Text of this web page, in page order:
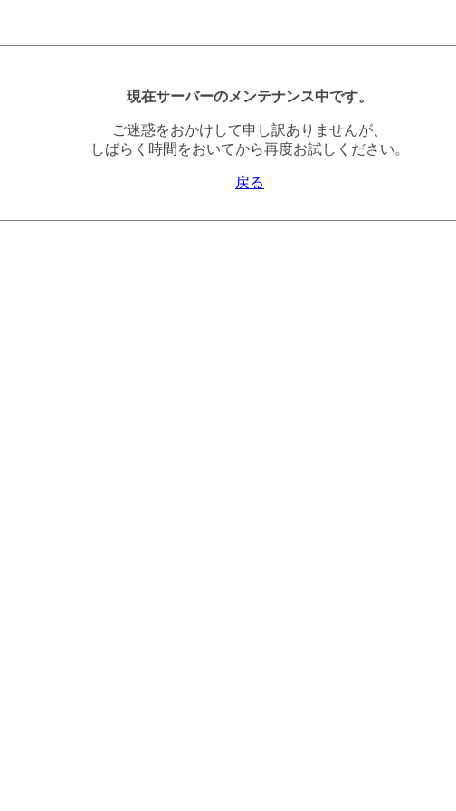
現在サーバーのメンテナンス中です。
ご迷惑をおかけして申し訳ありませんが、
しばらく時間をおいてから再度お試しください。
戻る